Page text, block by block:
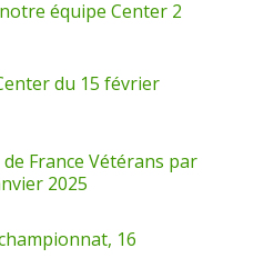
équipe Center 2
du 15 février
France Vétérans par
2025
16